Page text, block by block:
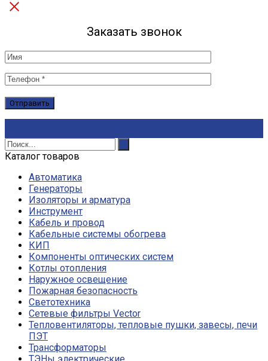
Заказать звонок
Каталог товаров
Автоматика
Генераторы
Изоляторы и арматура
Инструмент
Кабель и провод
Кабельные системы обогрева
КИП
Компоненты оптических систем
Котлы отопления
Наружное освещение
Пожарная безопасность
Светотехника
Сетевые фильтры Vector
Тепловентиляторы, тепловые пушки, завесы, печи
ПЭТ
Трансформаторы